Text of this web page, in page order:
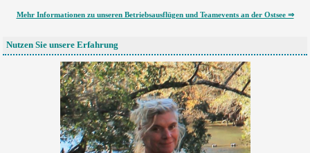
Mehr Informationen zu unseren Betriebsausflügen und Teamevents an der Ostsee ⇒
Nutzen Sie unsere Erfahrung